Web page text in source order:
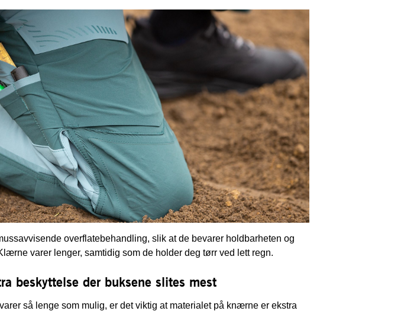
overflatebehandling, slik at de bevarer holdbarheten og
varer lenger, samtidig som de holder deg tørr ved lett regn.
beskyttelse der buksene slites mest
så lenge som mulig, er det viktig at materialet på knærne er ekstra